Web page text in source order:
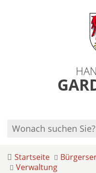
Startseite
Verwaltung